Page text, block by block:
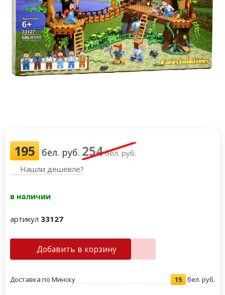
195 бел. руб. 254бел. руб.
Нашли дешевле?
в наличии
артикул 33127
Добавить в корзину
Доставка по Минску 15 бел. руб.